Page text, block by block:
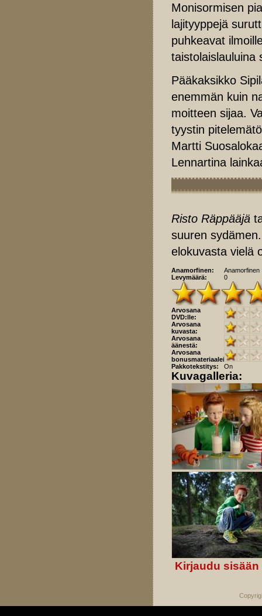
Monisormisen
lajityyppejä
puhkeavat
taistolaislauluina
Pääkaksikko
enemmän kuin
moitteen sijaa.
tyystin
Martti
Lennartina
Risto Räppääjä
suuren
elokuvasta vielä
Anamorfinen:
Anamorfinen
Levymäärä:
0
Arvosana
DVD:lle:
Arvosana
kuvasta:
Arvosana
äänestä:
Arvosana
bonusmateriaaleista:
Pakkotekstitys:
On
Kuvagalleria:
Kirjaudu sisään